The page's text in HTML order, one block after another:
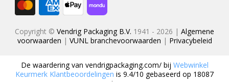
Copyright © Vendrig Packaging B.V. 1941 - 2026 | Algemene
voorwaarden | VUNL branchevoorwaarden | Privacybeleid
De waardering van vendrigpackaging.com/bij Webwinkel
Keurmerk Klantbeoordelingen is 9.4/10 gebaseerd op 18087